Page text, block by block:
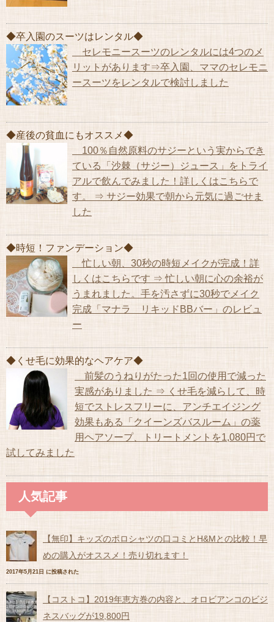
◆卒入園のスーツはレンタル◆
セレモニースーツのレンタルには4つのメ
リットがあります⇒卒入園、ママのセレモニ
ースーツをレンタルで検討しました
◆産後の貧血にもオススメ◆
100％自然原料のサジーという実からでき
ている「沙棘（サジー）ジュース」をトライ
アルで飲んでみました！詳しくはこちらで
す。 ⇒ サジー効果で朝から元気に過ごせま
した
◆時短！ファンデーション◆
忙しい朝、30秒の時短メイクが完成！詳
しくはこちらです ⇒ 忙しい朝に心の余裕が
うまれました。手を汚さずに30秒でメイク
完成「マナラ リキッドBBバー」のレビュ
ー
◆くせ毛に効果的なヘアケア◆
前髪のうねりがたった1回の使用で減った
実感がありました ⇒ くせ毛を減らして、時
短でストレスフリーに、アンチエイジング
効果もある「クイーンズバスルーム」の薬
用ヘアソープ、トリートメントを1,080円で
試してみました
人気記事
【無印】キッズのポロシャツの口コミとH&Mとの比較！早
めの購入がオススメ！売り切れます！
2017年5月21日 に投稿された
【コストコ】2019年恵方巻の内容と、オロビアンコのビジ
ネスバッグが19,800円